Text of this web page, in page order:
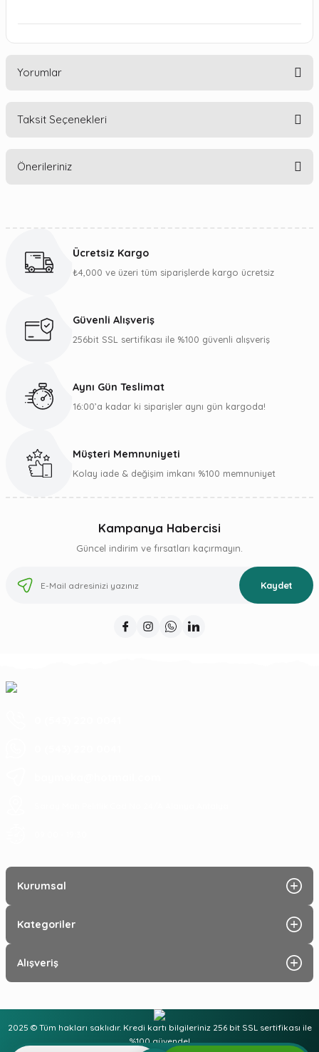
Yorumlar
Taksit Seçenekleri
Önerileriniz
Görüş ve önerileriniz için teşekkür ederiz.
Ürün bilgilerinde hatalar bulunuyor.
Gönder
Ücretsiz Kargo
₺4,000 ve üzeri tüm siparişlerde kargo ücretsiz
Güvenli Alışveriş
256bit SSL sertifikası ile %100 güvenli alışveriş
Aynı Gün Teslimat
16:00’a kadar ki siparişler aynı gün kargoda!
Müşteri Memnuniyeti
Kolay iade & değişim imkanı %100 memnuniyet
Kampanya Habercisi
Güncel indirim ve fırsatları kaçırmayın.
Kaydet
Kurumsal
Kategoriler
Alışveriş
2025 © Tüm hakları saklıdır. Kredi kartı bilgileriniz 256 bit SSL sertifikası ile
%100 güvende!